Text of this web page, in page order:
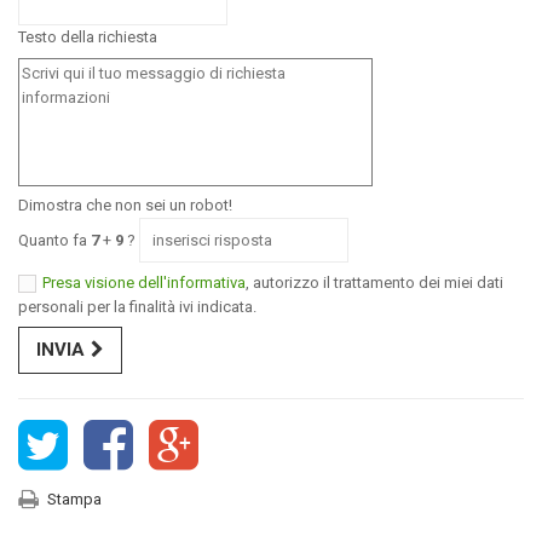
Testo della richiesta
Dimostra che non sei un robot!
Quanto fa 7+ 9 ?
Presa visione dell'informativa , autorizzo il trattamento dei miei dati
personali per la finalità ivi indicata.
INVIA
Stampa